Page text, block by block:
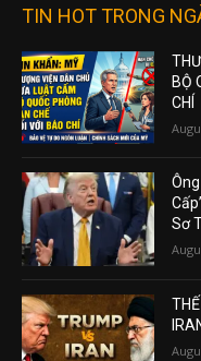
TIN HOT TRONG
BỘ
CHÍ
Sơ